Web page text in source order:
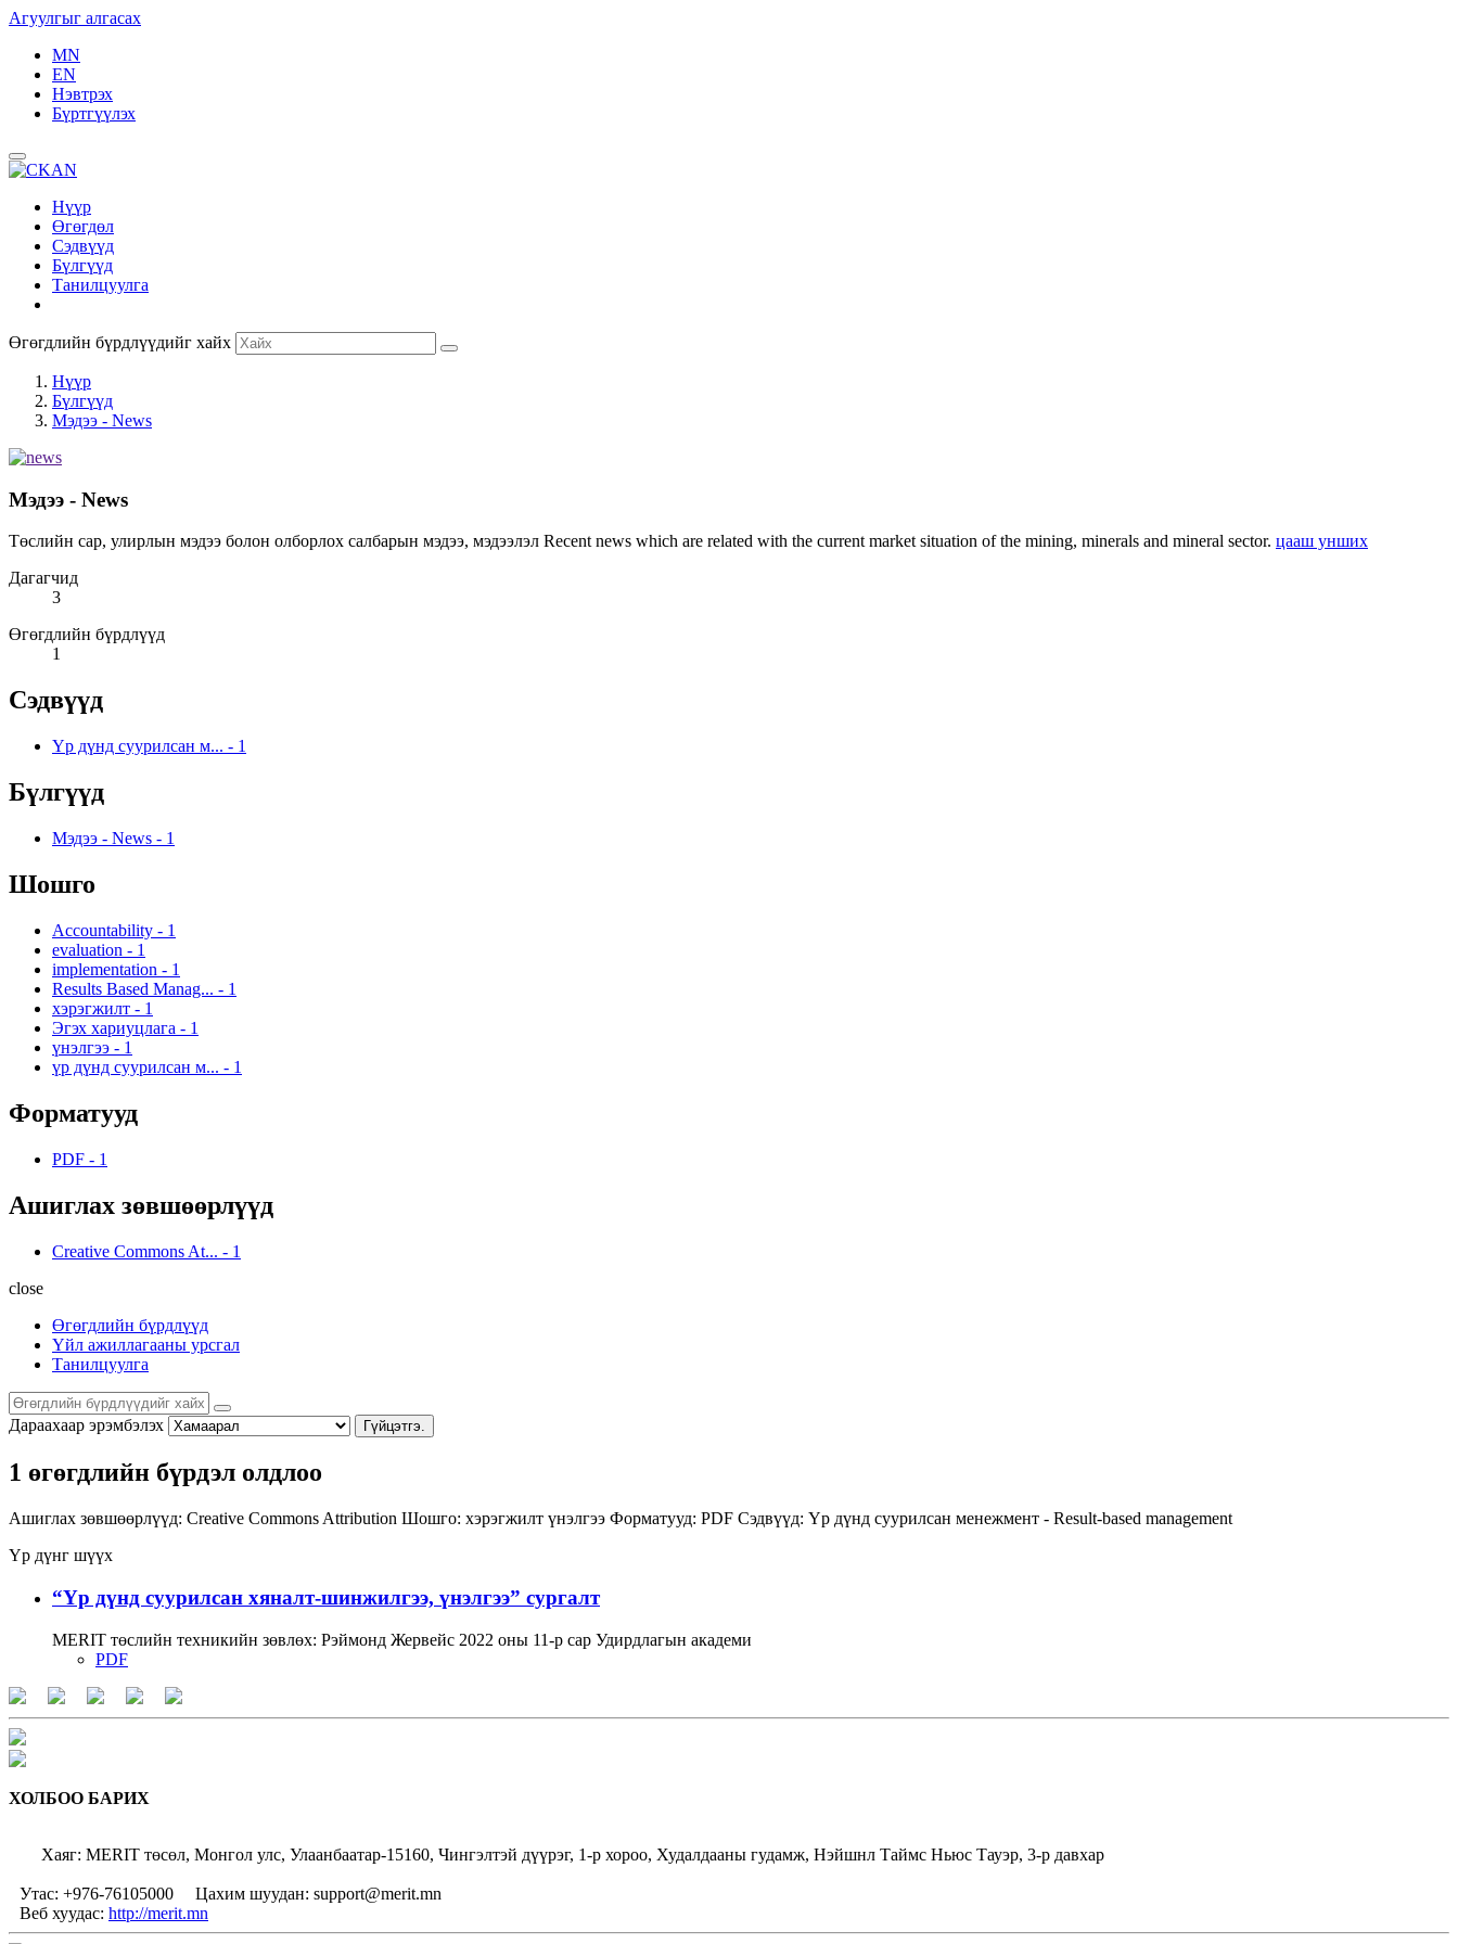
Агуулгыг алгасах
MN
EN
Нэвтрэх
Бүртгүүлэх
Нүүр
Өгөгдөл
Сэдвүүд
Бүлгүүд
Танилцуулга
Өгөгдлийн бүрдлүүдийг хайх
Нүүр
Бүлгүүд
Мэдээ - News
Мэдээ - News
Төслийн сар, улирлын мэдээ болон олборлох салбарын мэдээ, мэдээлэл Recent news which are related with the current market situation of the mining, minerals and mineral sector. цааш унших
Дагагчид
3
Өгөгдлийн бүрдлүүд
1
Сэдвүүд
Үр дүнд суурилсан м... - 1
Бүлгүүд
Мэдээ - News - 1
Шошго
Accountability - 1
evaluation - 1
implementation - 1
Results Based Manag... - 1
хэрэгжилт - 1
Эгэх хариуцлага - 1
үнэлгээ - 1
үр дүнд суурилсан м... - 1
Форматууд
PDF - 1
Ашиглах зөвшөөрлүүд
Creative Commons At... - 1
close
Өгөгдлийн бүрдлүүд
Үйл ажиллагааны урсгал
Танилцуулга
Дараахаар эрэмбэлэх Гүйцэтгэ.
1 өгөгдлийн бүрдэл олдлоо
Ашиглах зөвшөөрлүүд: Creative Commons Attribution Шошго: хэрэгжилт үнэлгээ Форматууд: PDF Сэдвүүд: Үр дүнд суурилсан менежмент - Result-based management
Үр дүнг шүүх
“Үр дүнд суурилсан хяналт-шинжилгээ, үнэлгээ” сургалт
MERIT төслийн техникийн зөвлөх: Рэймонд Жервейс 2022 оны 11-р сар Удирдлагын академи
PDF
ХОЛБОО БАРИХ
Хаяг: MERIT төсөл, Монгол улс, Улаанбаатар-15160, Чингэлтэй дүүрэг, 1-р хороо, Худалдааны гудамж, Нэйшнл Таймс Ньюс Тауэр, 3-р давхар
Утас: +976-76105000
Цахим шуудан: support@merit.mn
Веб хуудас: http://merit.mn